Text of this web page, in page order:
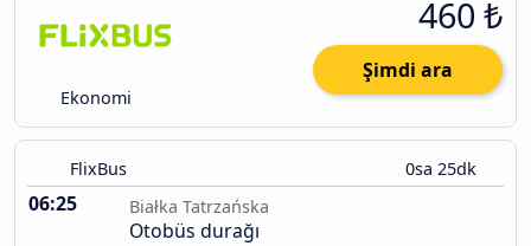
Ekonomi
460 ₺
Şimdi ara
FlixBus 0sa 25dk
06:25 Białka Tatrzańska
Otobüs durağı